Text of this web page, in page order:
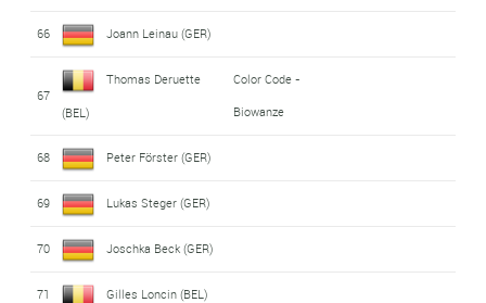
66 Joann Leinau (GER)
67
Thomas Deruette
(BEL)
Color Code -
Biowanze
68 Peter Förster (GER)
69 Lukas Steger (GER)
70 Joschka Beck (GER)
71 Gilles Loncin (BEL)